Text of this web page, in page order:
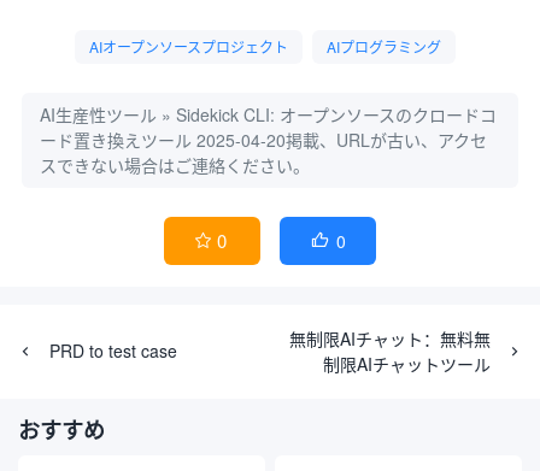
AIオープンソースプロジェクト AIプログラミング
AI生産性ツール » Sidekick CLI: オープンソースのクロードコ
ード置き換えツール 2025-04-20掲載、URLが古い、アクセ
スできない場合はご連絡ください。
 0  0
PRD to test case
無制限AIチャット：無料無
制限AIチャットツール
おすすめ